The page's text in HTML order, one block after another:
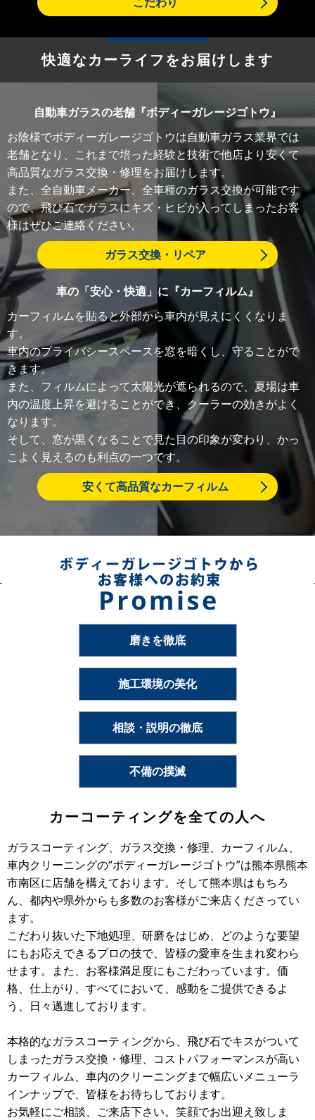
快適なカーライフをお届けします
自動車ガラスの老舗『ボディーガレージゴトウ』
お陰様でボディーガレージゴトウは自動車ガラス業界では
老舗となり、これまで培った経験と技術で他店より安くて
高品質なガラス交換・修理をお届けします。
また、全自動車メーカー、全車種のガラス交換が可能です
ので、飛び石でガラスにキズ・ヒビが入ってしまったお客
様はぜひご連絡ください。
ガラス交換・リペア
車の「安心・快適」に『カーフィルム』
カーフィルムを貼ると外部から車内が見えにくくなりま
す。
車内のプライバシースペースを窓を暗くし、守ることがで
きます。
また、フィルムによって太陽光が遮られるので、夏場は車
内の温度上昇を避けることができ、クーラーの効きがよく
なります。
そして、窓が黒くなることで見た目の印象が変わり、かっ
こよく見えるのも利点の一つです。
安くて高品質なカーフィルム
磨きを徹底
施工環境の美化
相談・説明の徹底
不備の撲滅
カーコーティングを全ての人へ
ガラスコーティング、ガラス交換・修理、カーフィルム、
車内クリーニングの“ボディーガレージゴトウ”は熊本県熊本
市南区に店舗を構えております。そして熊本県はもちろ
ん、都内や県外からも多数のお客様がご来店くださってい
ます。
こだわり抜いた下地処理、研磨をはじめ、どのような要望
にもお応えできるプロの技で、皆様の愛車を生まれ変わら
せます。また、お客様満足度にもこだわっています。価
格、仕上がり、すべてにおいて、感動をご提供できるよ
う、日々邁進しております。
本格的なガラスコーティングから、飛び石でキスがついて
しまったガラス交換・修理、コストパフォーマンスが高い
カーフィルム、車内のクリーニングまで幅広いメニューラ
インナップで、皆様をお待ちしております。
お気軽にご相談、ご来店下さい。笑顔でお出迎え致しま